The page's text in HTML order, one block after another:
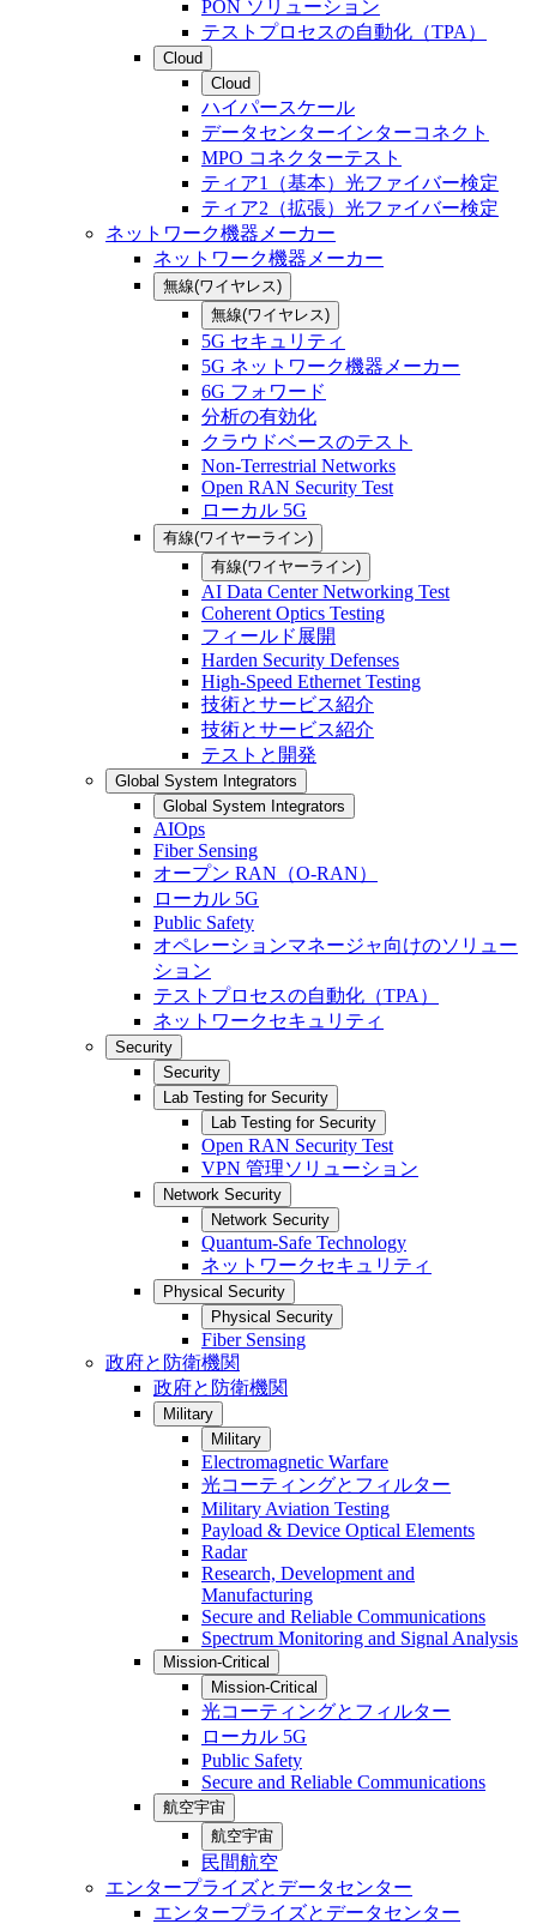
PON ソリューション
テストプロセスの自動化（TPA）
Cloud
Cloud
ハイパースケール
データセンターインターコネクト
MPO コネクターテスト
ティア1（基本）光ファイバー検定
ティア2（拡張）光ファイバー検定
ネットワーク機器メーカー
ネットワーク機器メーカー
無線(ワイヤレス)
無線(ワイヤレス)
5G セキュリティ
5G ネットワーク機器メーカー
6G フォワード
分析の有効化
クラウドベースのテスト
Non-Terrestrial Networks
Open RAN Security Test
ローカル 5G
有線(ワイヤーライン)
有線(ワイヤーライン)
AI Data Center Networking Test
Coherent Optics Testing
フィールド展開
Harden Security Defenses
High-Speed Ethernet Testing
技術とサービス紹介
技術とサービス紹介
テストと開発
Global System Integrators
Global System Integrators
AIOps
Fiber Sensing
オープン RAN（O-RAN）
ローカル 5G
Public Safety
オペレーションマネージャ向けのソリュー
ション
テストプロセスの自動化（TPA）
ネットワークセキュリティ
Security
Security
Lab Testing for Security
Lab Testing for Security
Open RAN Security Test
VPN 管理ソリューション
Network Security
Network Security
Quantum-Safe Technology
ネットワークセキュリティ
Physical Security
Physical Security
Fiber Sensing
政府と防衛機関
政府と防衛機関
Military
Military
Electromagnetic Warfare
光コーティングとフィルター
Military Aviation Testing
Payload & Device Optical Elements
Radar
Research, Development and
Manufacturing
Secure and Reliable Communications
Spectrum Monitoring and Signal Analysis
Mission-Critical
Mission-Critical
光コーティングとフィルター
ローカル 5G
Public Safety
Secure and Reliable Communications
航空宇宙
航空宇宙
民間航空
エンタープライズとデータセンター
エンタープライズとデータセンター